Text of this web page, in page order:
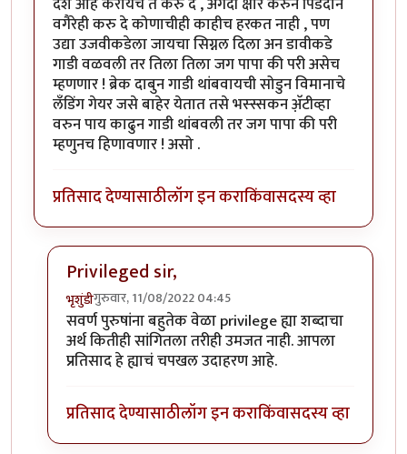
वगैरेही करु दे कोणाचीही काहीच हरकत नाही , पण
उद्या उजवीकडेला जायचा सिग्नल दिला अन डावीकडे
गाडी वळवली तर तिला तिला जग पापा की परी असेच
म्हणणार ! ब्रेक दाबुन गाडी थांबवायची सोडुन विमानाचे
लँडिंग गेयर जसे बाहेर येतात तसे भस्स्सकन अ‍ॅ़टीव्हा
वरुन पाय काढुन गाडी थांबवली तर जग पापा की परी
म्हणुनच हिणावणार ! असो .
प्रतिसाद देण्यासाठीलॉग इन कराकिंवासदस्य व्हा
Privileged sir,
भृशुंडीगुरुवार, 11/08/2022 04:45
In reply toउगाचचbyप्रसाद गोडबोले
सवर्ण पुरुषांना बहुतेक वेळा privilege ह्या शब्दाचा
अर्थ कितीही सांगितला तरीही उमजत नाही. आपला
प्रतिसाद हे ह्याचं चपखल उदाहरण आहे.
प्रतिसाद देण्यासाठीलॉग इन कराकिंवासदस्य व्हा